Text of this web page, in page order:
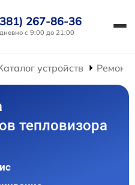
267-86-36
с 9:00 до 21:00
устройств Ремонт
тепловизора